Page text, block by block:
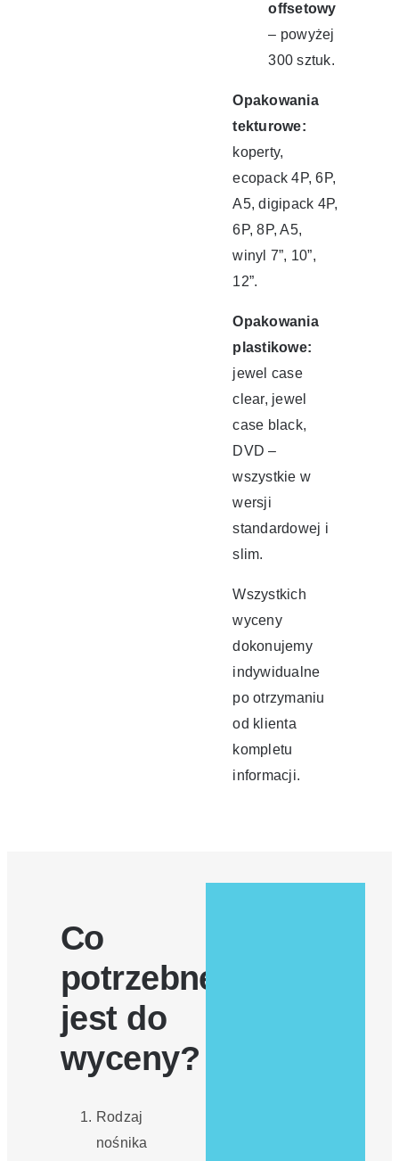
offsetowy
– powyżej
300 sztuk.
Opakowania
tekturowe:
koperty,
ecopack 4P, 6P,
A5, digipack 4P,
6P, 8P, A5,
winyl 7”, 10”,
12”.
Opakowania
plastikowe:
jewel case
clear, jewel
case black,
DVD –
wszystkie w
wersji
standardowej i
slim.
Wszystkich
wyceny
dokonujemy
indywidualne
po otrzymaniu
od klienta
kompletu
informacji.
Co
potrzebne
jest do
wyceny?
Rodzaj
nośnika